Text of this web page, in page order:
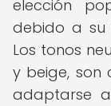
elección
debido a su
Los tonos
y beige, son
adaptarse a